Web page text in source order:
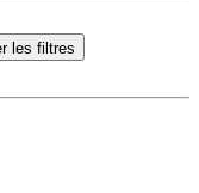
les filtres